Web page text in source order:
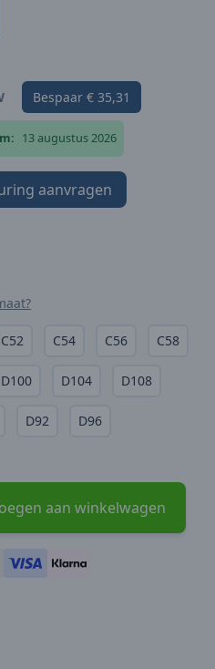
Bespaar € 35,31
13 augustus 2026
aanvragen
C52 C54 C56 C58
D100 D104 D108
D92 D96
aan winkelwagen